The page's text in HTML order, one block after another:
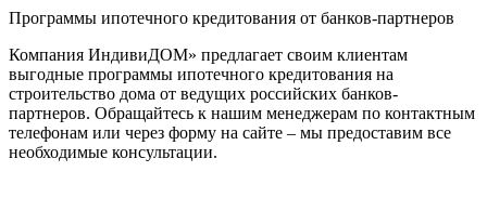
Программы ипотечного кредитования от банков-партнеров
Компания ИндивиДОМ» предлагает своим клиентам
выгодные программы ипотечного кредитования на
строительство дома от ведущих российских банков-
партнеров. Обращайтесь к нашим менеджерам по контактным
телефонам или через форму на сайте – мы предоставим все
необходимые консультации.